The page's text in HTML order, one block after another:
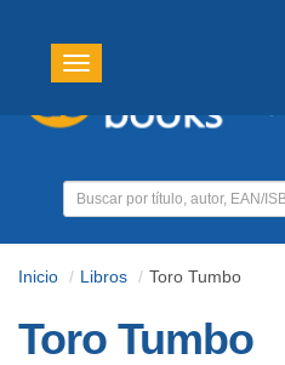
Toggle navigation
Inicio Libros Toro Tumbo
Toro Tumbo